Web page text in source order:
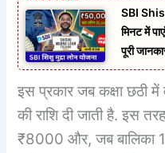
SBI
मिनट में
पूरी
इस प्रकार जब कक्षा छठी
की राशि दी जाती है. इस
₹8000 और, जब बालिका